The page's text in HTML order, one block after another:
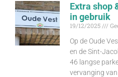
Extra shop
in gebruik
19/12/2025
Op de Oude
en de Sint-
46 langse
vervanging